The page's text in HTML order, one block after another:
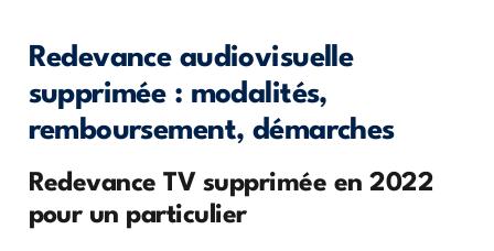
Redevance audiovisuelle
supprimée : modalités,
remboursement, démarches
Redevance TV supprimée en 2022
pour un particulier